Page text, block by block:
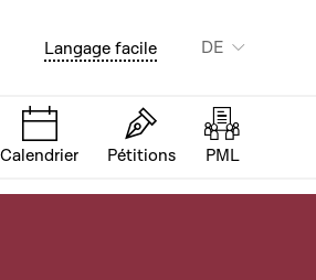
d'accessibilité
Langage facile DE
Calendrier Pétitions PML